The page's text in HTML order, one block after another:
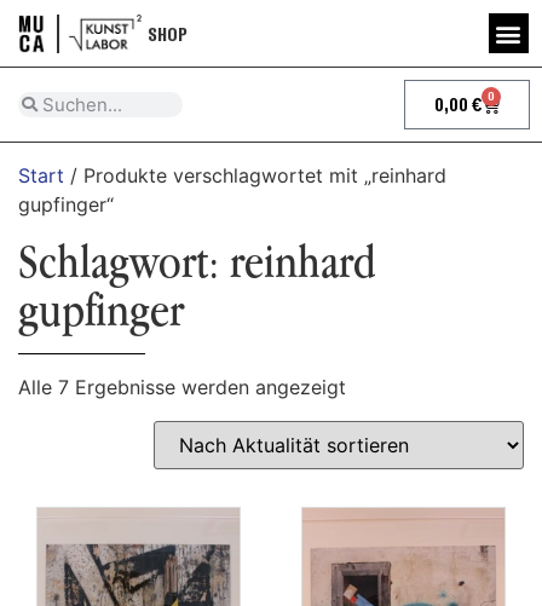
SHOP
0,00 € 0
Start / Produkte verschlagwortet mit „reinhard
gupfinger“
Schlagwort: reinhard
gupfinger
Alle 7 Ergebnisse werden angezeigt